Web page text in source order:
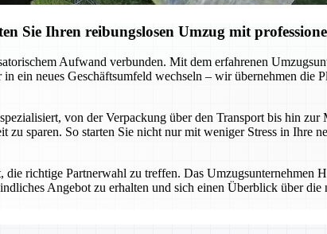
Sie Ihren reibungslosen Umzug mit
Aufwand verbunden. Mit dem erfahrenen
ein neues Geschäftsumfeld wechseln – wir übernehmen
von der Verpackung über den Transport bis hin
zu sparen. So starten Sie nicht nur mit weniger Stress in
die richtige Partnerwahl zu treffen. Das
Angebot zu erhalten und sich einen Überblick über